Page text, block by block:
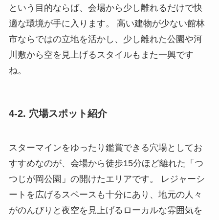
という目的ならば、会場から少し離れるだけで快
適な環境が手に入ります。 高い建物が少ない館林
市ならではの立地を活かし、少し離れた公園や河
川敷から空を見上げるスタイルもまた一興です
ね。
4-2. 穴場スポット紹介
スターマインをゆったり鑑賞できる穴場としてお
すすめなのが、会場から徒歩15分ほど離れた「つ
つじが岡公園」の開けたエリアです。 レジャーシ
ートを広げるスペースも十分にあり、地元の人々
がのんびりと夜空を見上げるローカルな雰囲気を